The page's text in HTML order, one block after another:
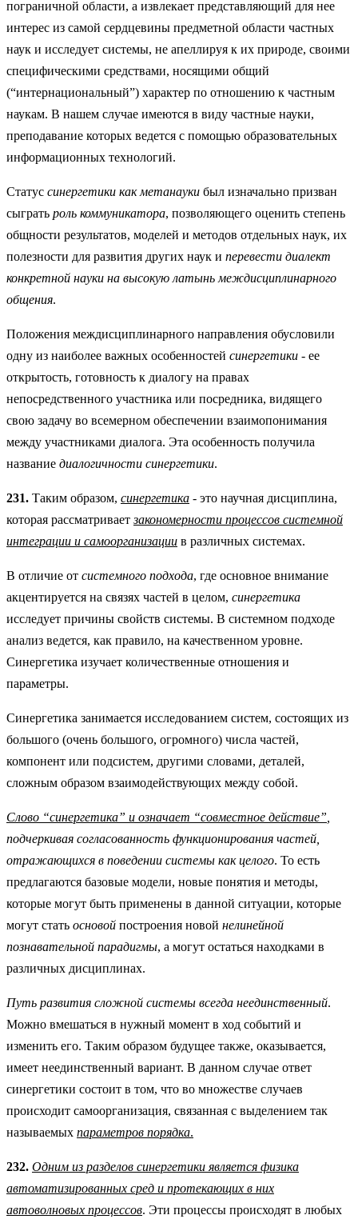
пограничной области, а извлекает представляющий для нее
интерес из самой сердцевины предметной области частных
наук и исследует системы, не апеллируя к их природе, своими
специфическими средствами, носящими общий
(“интернациональный”) характер по отношению к частным
наукам. В нашем случае имеются в виду частные науки,
преподавание которых ведется с помощью образовательных
информационных технологий.
Статус синергетики как метанауки был изначально призван
сыграть роль коммуникатора, позволяющего оценить степень
общности результатов, моделей и методов отдельных наук, их
полезности для развития других наук и перевести диалект
конкретной науки на высокую латынь междисциплинарного
общения.
Положения междисциплинарного направления обусловили
одну из наиболее важных особенностей синергетики - ее
открытость, готовность к диалогу на правах
непосредственного участника или посредника, видящего
свою задачу во всемерном обеспечении взаимопонимания
между участниками диалога. Эта особенность получила
название диалогичности синергетики.
231. Таким образом, синергетика - это научная дисциплина,
которая рассматриваетзакономерности процессов системной
интеграции и самоорганизации в различных системах.
В отличие от системного подхода, где основное внимание
акцентируется на связях частей в целом, синергетика
исследует причины свойств системы. В системном подходе
анализ ведется, как правило, на качественном уровне.
Синергетика изучает количественные отношения и
параметры.
Синергетика занимается исследованием систем, состоящих из
большого (очень большого, огромного) числа частей,
компонент или подсистем, другими словами, деталей,
сложным образом взаимодействующих между собой.
Слово “синергетика” и означает “совместное действие”
подчеркивая согласованность функционирования частей,
отражающихся в поведении системы как целого. То есть
предлагаются базовые модели, новые понятия и методы,
которые могут быть применены в данной ситуации, которые
могут стать основой построения новой нелинейной
познавательной парадигмы, а могут остаться находками в
различных дисциплинах.
Путь развития сложной системы всегда неединственный.
Можно вмешаться в нужный момент в ход событий и
изменить его. Таким образом будущее также, оказывается,
имеет неединственный вариант. В данном случае ответ
синергетики состоит в том, что во множестве случаев
происходит самоорганизация, связанная с выделением так
называемых параметров порядка.
232. Одним из разделов синергетики является физика
автоматизированных сред и протекающих в них
автоволновых процессов. Эти процессы происходят в любых